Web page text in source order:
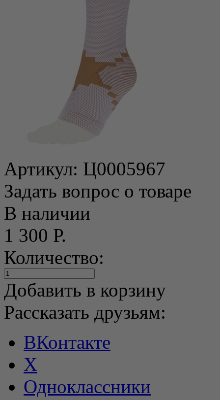
Артикул: Ц0005967
Задать вопрос о товаре
В наличии
1 300 Р.
Количество:
Добавить в корзину
Рассказать друзьям:
ВКонтакте
X
Одноклассники